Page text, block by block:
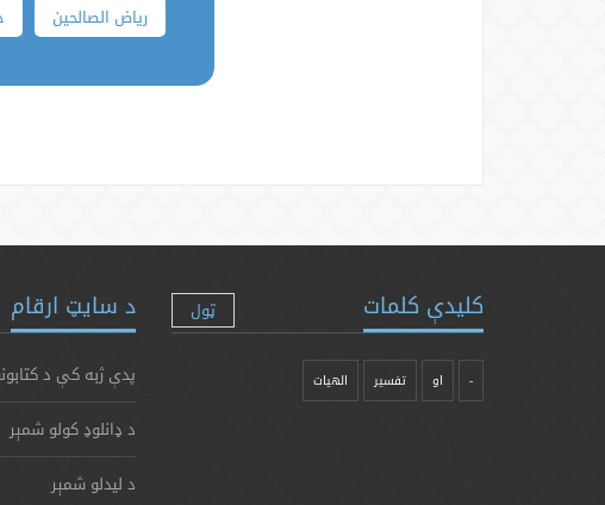
ریاض الصالحین
کلیدې کلمات ټول
- او تفسیر الهیات
د سایټ ارقام
پدې ژبه کې د
د ډانلوډ کولو شمېر
د لیدلو شمېر